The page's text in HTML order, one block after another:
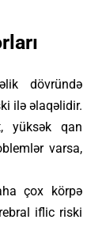
dövründə
ilə əlaqəlidir.
yüksək qan
varsa,
çox körpə
iflic riski